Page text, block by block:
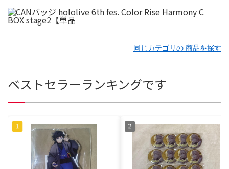
同じカテゴリの 商品を探す
ベストセラーランキングです